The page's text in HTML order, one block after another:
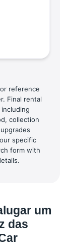
reference
Final rental
collection
specific
form with
um
das